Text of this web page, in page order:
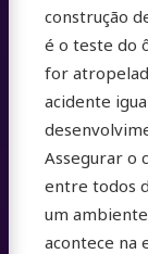
construção
é o teste do
for
acidente
Assegurar o
entre todos
um
acontece na